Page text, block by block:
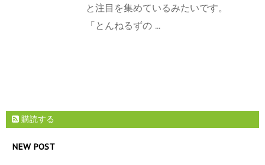
と注目を集めているみたいです。
「とんねるずの ...
購読する
NEW POST